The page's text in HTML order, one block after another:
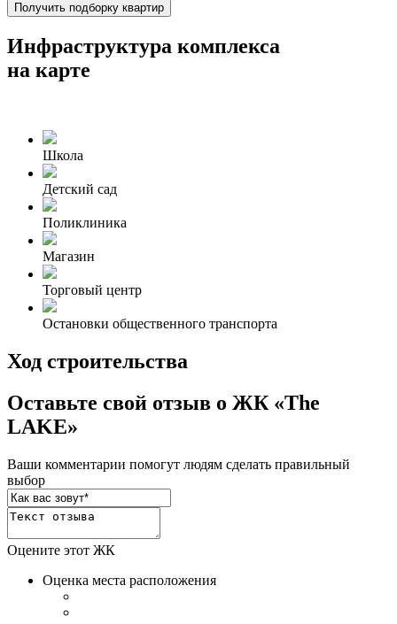
Получить подборку квартир
Инфраструктура комплекса
на карте
Школа
Детский сад
Поликлиника
Магазин
Торговый центр
Остановки общественного транспорта
Ход строительства
Оставьте свой отзыв о ЖК «The
LAKE»
Ваши комментарии помогут людям сделать правильный
выбор
Оцените этот ЖК
Оценка места расположения